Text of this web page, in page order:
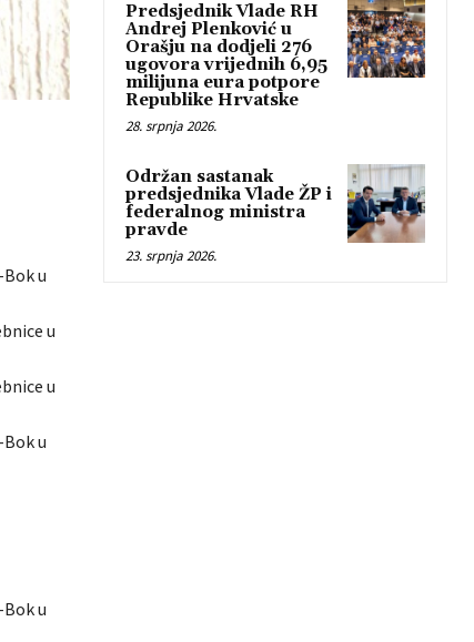
u
u
u
u
u
Predsjednik Vlade RH
Andrej Plenković u
Orašju na dodjeli 276
ugovora vrijednih 6,95
milijuna eura potpore
Republike Hrvatske
28. srpnja 2026.
Održan sastanak
predsjednika Vlade ŽP i
federalnog ministra
pravde
23. srpnja 2026.